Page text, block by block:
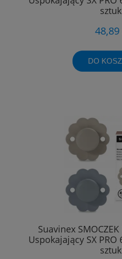
48,89
DO
Suavinex SMOCZEK
Uspokajający SX PRO